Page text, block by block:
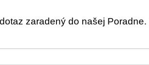
zaradený do našej Poradne.